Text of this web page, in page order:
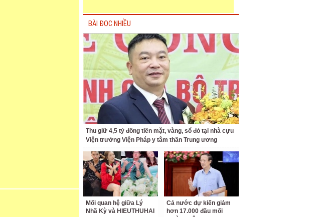
BÀI ĐỌC NHIỀU
Thu giữ 4,5 tỷ đồng tiền mặt, vàng, sổ đỏ tại nhà cựu
Viện trưởng Viện Pháp y tâm thần Trung ương
Mối quan hệ giữa Lý
Nhã Kỳ và HIEUTHUHAI
Cả nước dự kiến giảm
hơn 17.000 đầu mối